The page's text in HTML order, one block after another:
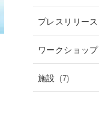
プレスリリース
ワークショップ
施設 (7)